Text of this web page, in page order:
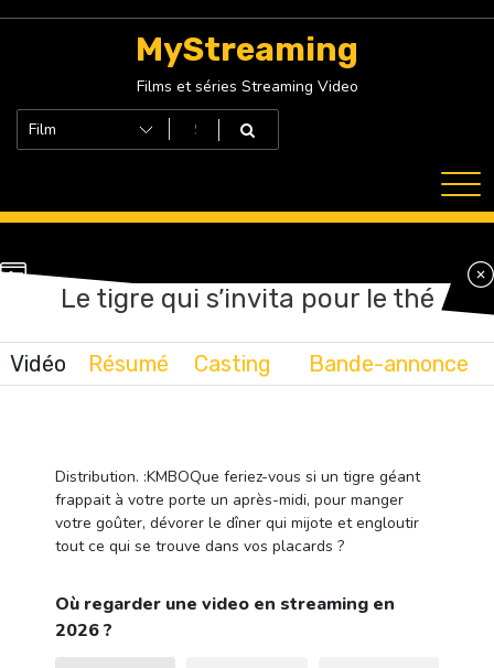
MyStreaming
Films et séries Streaming Video
Le tigre qui s’invita pour le thé
Vidéo Résumé Casting Bande-annonce
Distribution. :KMBOQue feriez-vous si un tigre géant
frappait à votre porte un après-midi, pour manger
votre goûter, dévorer le dîner qui mijote et engloutir
tout ce qui se trouve dans vos placards ?
Où regarder une video en streaming en
2026 ?